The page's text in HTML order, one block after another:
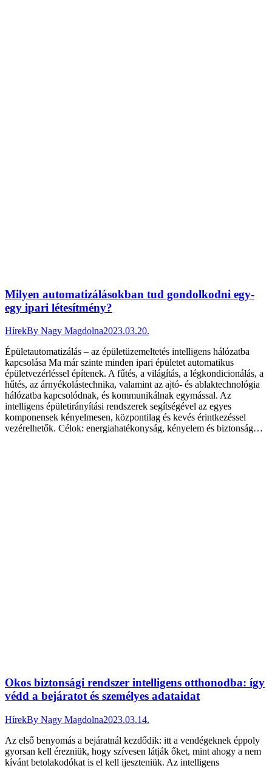
Milyen automatizálásokban tud gondolkodni egy-
egy ipari létesítmény?
HírekBy Nagy Magdolna2023.03.20.
Épületautomatizálás – az épületüzemeltetés intelligens hálózatba
kapcsolása Ma már szinte minden ipari épületet automatikus
épületvezérléssel építenek. A fűtés, a világítás, a légkondicionálás, a
hűtés, az árnyékolástechnika, valamint az ajtó- és ablaktechnológia
hálózatba kapcsolódnak, és kommunikálnak egymással. Az
intelligens épületirányítási rendszerek segítségével az egyes
komponensek kényelmesen, központilag és kevés érintkezéssel
vezérelhetők. Célok: energiahatékonyság, kényelem és biztonság…
Okos biztonsági rendszer intelligens otthonodba: így
védd a bejáratot és személyes adataidat
HírekBy Nagy Magdolna2023.03.14.
Az első benyomás a bejáratnál kezdődik: itt a vendégeknek éppoly
gyorsan kell érezniük, hogy szívesen látják őket, mint ahogy a nem
kívánt betolakodókat is el kell ijeszteniük. Az intelligens